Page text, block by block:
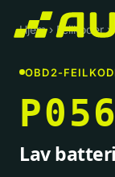
Hjem› Feilkoder›
OBD2-
Lav